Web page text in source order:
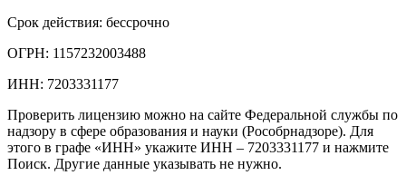
Срок действия: бессрочно
ОГРН: 1157232003488
ИНН: 7203331177
Проверить лицензию можно на сайте Федеральной службы по
надзору в сфере образования и науки (Рособрнадзоре). Для
этого в графе «ИНН» укажите ИНН – 7203331177 и нажмите
Поиск. Другие данные указывать не нужно.